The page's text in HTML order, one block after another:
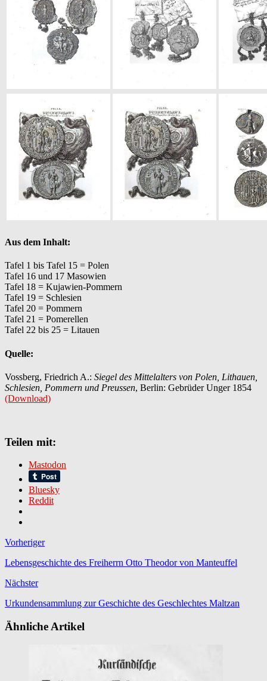
Aus dem Inhalt:
Tafel 1 bis Tafel 15 = Polen
Tafel 16 und 17 Masowien
Tafel 18 = Kujawien-Pommern
Tafel 19 = Schlesien
Tafel 20 = Pommern
Tafel 21 = Pomerellen
Tafel 22 bis 25 = Litauen
Quelle:
Vossberg, Friedrich A.: Siegel des Mittelalters von Polen, Lithauen,
Schlesien, Pommern und Preussen, Berlin: Gebrüder Unger 1854
(Download)
Teilen mit:
Mastodon
Bluesky
Reddit
Vorheriger
Lebensgeschichte des Freiherrn Otto Theodor von Manteuffel
Nächster
Urkundensammlung zur Geschichte des Geschlechtes Maltzan
Ähnliche Artikel